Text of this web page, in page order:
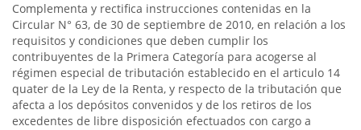
Complementa y rectifica instrucciones contenidas en la
Circular N° 63, de 30 de septiembre de 2010, en relación a los
requisitos y condiciones que deben cumplir los
contribuyentes de la Primera Categoría para acogerse al
régimen especial de tributación establecido en el articulo 14
quater de la Ley de la Renta, y respecto de la tributación que
afecta a los depósitos convenidos y de los retiros de los
excedentes de libre disposición efectuados con cargo a